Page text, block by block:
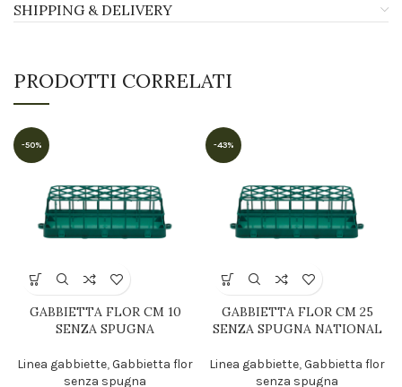
SHIPPING & DELIVERY
PRODOTTI CORRELATI
-50%
GABBIETTA FLOR CM 10
SENZA SPUGNA
Linea gabbiette,Gabbietta flor
senza spugna
-43%
GABBIETTA FLOR CM 25
SENZA SPUGNA NATIONAL
Linea gabbiette,Gabbietta flor
senza spugna